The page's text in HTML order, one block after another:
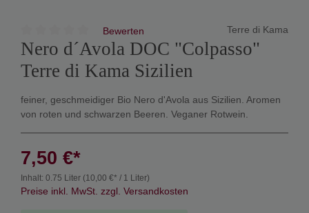
Bewerten Terre di Kama
Nero d´Avola DOC "Colpasso"
Terre di Kama Sizilien
feiner, geschmeidiger Bio Nero d'Avola aus Sizilien. Aromen
von roten und schwarzen Beeren. Veganer Rotwein.
7,50 €*
Inhalt: 0.75 Liter (10,00 €* / 1 Liter)
Preise inkl. MwSt. zzgl. Versandkosten